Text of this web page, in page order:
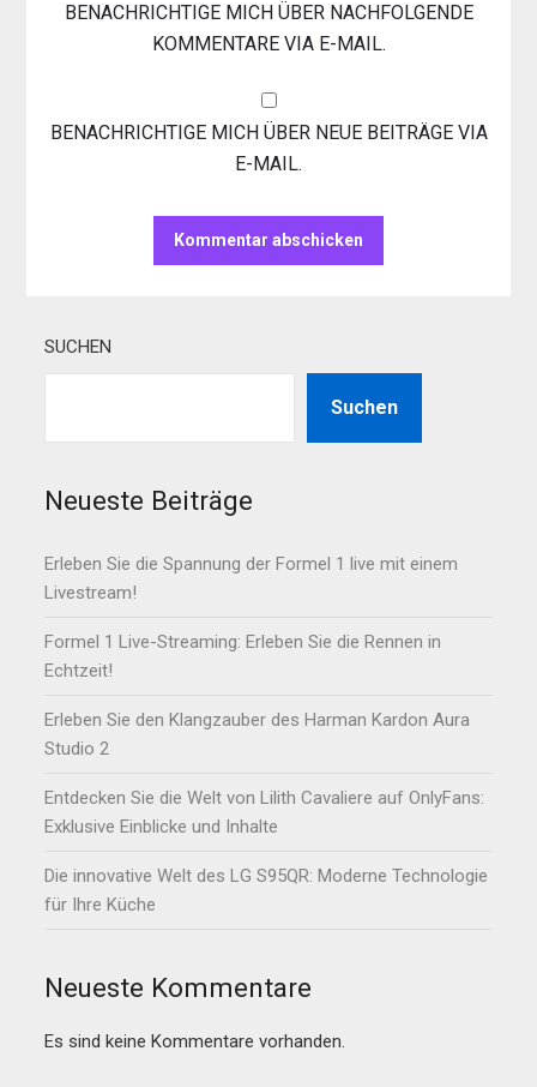
BENACHRICHTIGE MICH ÜBER NACHFOLGENDE
KOMMENTARE VIA E-MAIL.
BENACHRICHTIGE MICH ÜBER NEUE BEITRÄGE VIA
E-MAIL.
SUCHEN
Suchen
Neueste Beiträge
Erleben Sie die Spannung der Formel 1 live mit einem
Livestream!
Formel 1 Live-Streaming: Erleben Sie die Rennen in
Echtzeit!
Erleben Sie den Klangzauber des Harman Kardon Aura
Studio 2
Entdecken Sie die Welt von Lilith Cavaliere auf OnlyFans:
Exklusive Einblicke und Inhalte
Die innovative Welt des LG S95QR: Moderne Technologie
für Ihre Küche
Neueste Kommentare
Es sind keine Kommentare vorhanden.